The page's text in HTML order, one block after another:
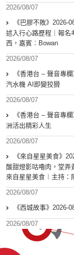
2026/08/07
《巴膠不敗》2026-
述入行心路歷程｜報名
西，嘉賓︰Bowan
2026/08/07
《香港台 – 聲音專
汽水機 AI即變狡猾
2026/08/07
《香港台 – 聲音專
洲活出精彩人生
2026/08/07
《來自星星美食》
酸甜燈影咕嚕肉，堂弄
來自星星美食︱主持：
2026/08/07
《西城故事》2026-
2026/08/07